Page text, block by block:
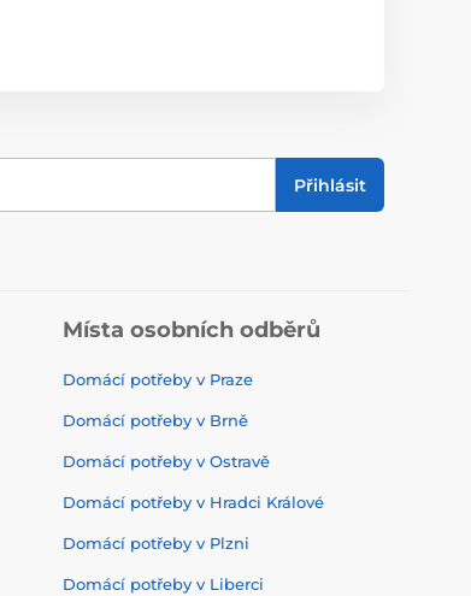
Přihlásit
Místa osobních odběrů
Domácí potřeby v Praze
Domácí potřeby v Brně
Domácí potřeby v Ostravě
Domácí potřeby v Hradci Králové
Domácí potřeby v Plzni
Domácí potřeby v Liberci